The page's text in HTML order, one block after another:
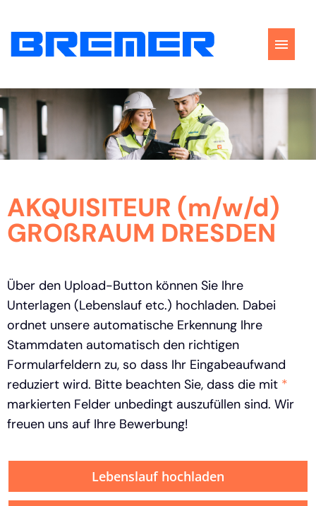
Perspektiven
FAQ
AKQUISITEUR (m/w/d)
GROßRAUM DRESDEN
Über den Upload-Button können Sie Ihre
Unterlagen (Lebenslauf etc.) hochladen. Dabei
ordnet unsere automatische Erkennung Ihre
Stammdaten automatisch den richtigen
Formularfeldern zu, so dass Ihr Eingabeaufwand
reduziert wird. Bitte beachten Sie, dass die mit *
markierten Felder unbedingt auszufüllen sind. Wir
freuen uns auf Ihre Bewerbung!
Lebenslauf hochladen